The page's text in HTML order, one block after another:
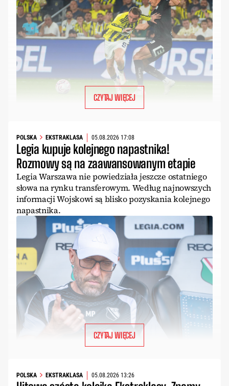
CZYTAJ WIĘCEJ
POLSKA EKSTRAKLASA 05.08.2026 17:08
Legia kupuje kolejnego napastnika!
Rozmowy są na zaawansowanym etapie
Legia Warszawa nie powiedziała jeszcze ostatniego
słowa na rynku transferowym. Według najnowszych
informacji Wojskowi są blisko pozyskania kolejnego
napastnika.
CZYTAJ WIĘCEJ
POLSKA EKSTRAKLASA 05.08.2026 13:26